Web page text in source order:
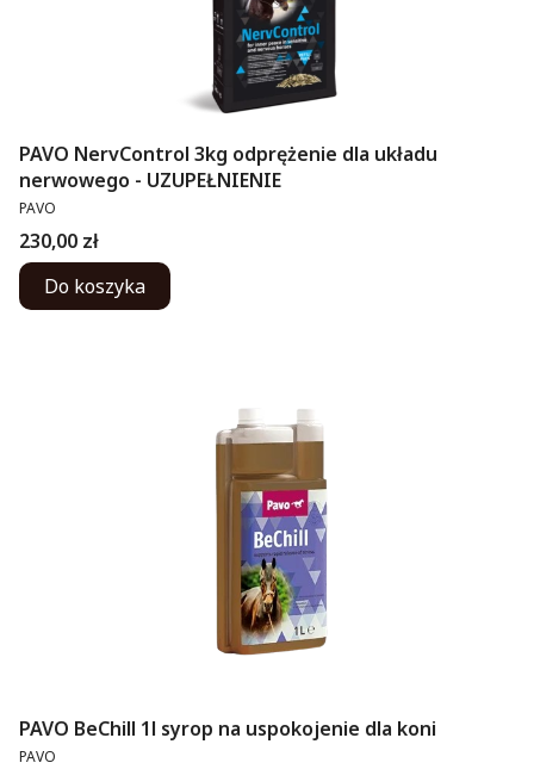
PAVO NervControl 3kg odprężenie dla układu
nerwowego - UZUPEŁNIENIE
PRODUCENT
PAVO
Cena
230,00 zł
Do koszyka
PAVO BeChill 1l syrop na uspokojenie dla koni
PRODUCENT
PAVO